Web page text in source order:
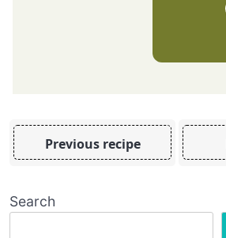
Previous recipe
Search